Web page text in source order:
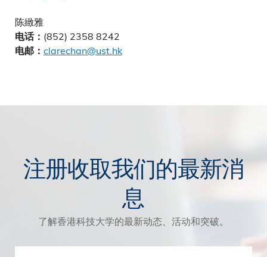
陈緻雅
电话： (852) 2358 8242
电邮： clarechan@ust.hk
注册收取我们的最新消
息
了解香港科技大学的最新动态、活动和突破。